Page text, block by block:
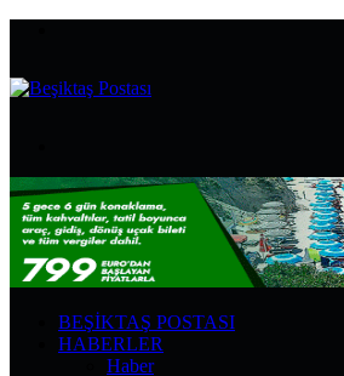
...
BEŞIKTAŞ POSTASI
HABERLER
Haber